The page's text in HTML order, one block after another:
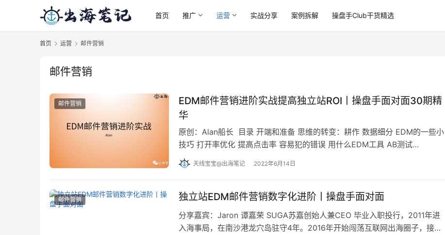
首页 推广 运营 实战分享 案例拆解 操盘手Club干货精选
首页 运营 邮件营销
邮件营销
邮件营销
EDM邮件营销进阶实战提高独立站ROI丨操盘手面对面30期精
华
原创：Alan船长 目录 开端和准备 思维的转变：耕作 数据细分 EDM的一些小
技巧 打开率优化 提高点击率 容易犯的错误 用什么EDM工具 AB测试
Campaign营销自动化工作流邮件 营销日历 欢迎系列 优化弃购邮件提高转化
率 购后…
天线宝宝@出海笔记 2022年6月14日
邮件营销 独立站EDM邮件营销数字化进阶丨操盘手面对面
分享嘉宾：Jaron 谭嘉荣 SUGA苏嘉创始人兼CEO 毕业入职投行，2011年进
入海事局，在南沙港龙穴岛驻守4年。2016年开始闯荡互联网出海圈子，接触